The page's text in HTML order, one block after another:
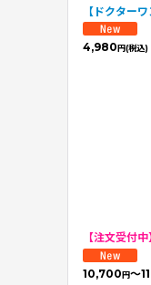
【ドクター
4,980 円(税込)
【注文受付中
10,700円～